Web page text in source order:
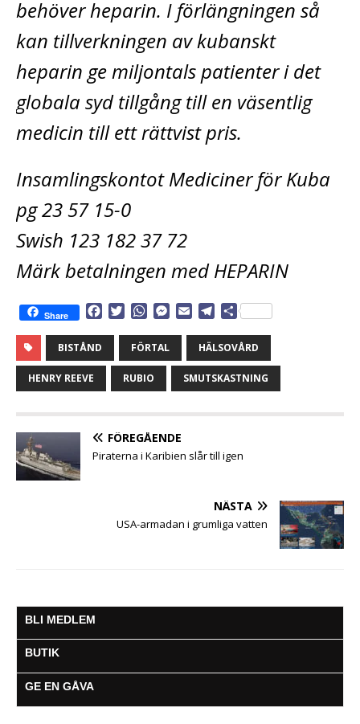
behöver heparin. I förlängningen så
kan tillverkningen av kubanskt
heparin ge miljontals patienter i det
globala syd tillgång till en väsentlig
medicin till ett rättvist pris.
Insamlingskontot Mediciner för Kuba
pg 23 57 15-0
Swish 123 182 37 72
Märk betalningen med HEPARIN
Share
e
o
T
t
t
e
W
a
t
s
A
M
s
n
r
i
l
T
e
g
r
D
l
a
BISTÅND FÖRTAL HÄLSOVÅRD
HENRY REEVE RUBIO SMUTSKASTNING
FÖREGÅENDE
Piraterna i Karibien slår till igen
NÄSTA
USA-armadan i grumliga vatten
BLI MEDLEM
BUTIK
GE EN GÅVA